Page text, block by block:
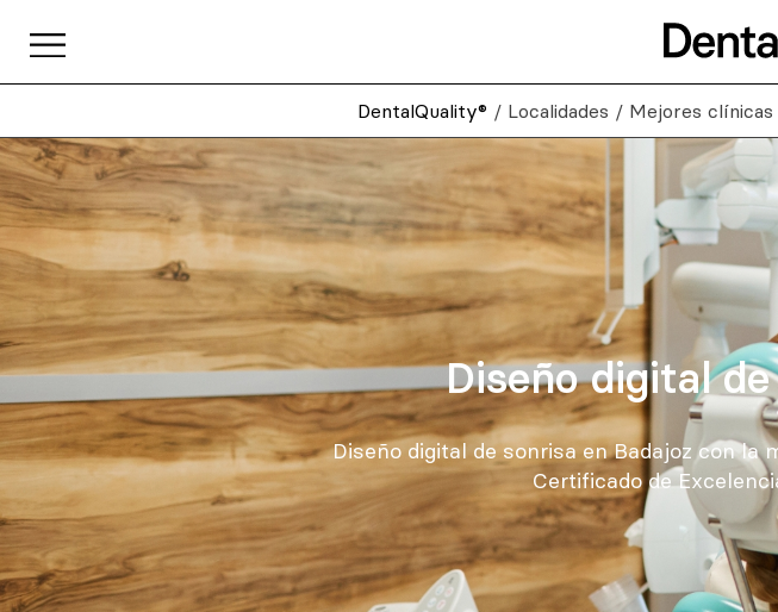
DentalQuality® / Localidades / Mejores clínicas
Diseño digital
Diseño digital de sonrisa en Badajoz con la
Certificado de